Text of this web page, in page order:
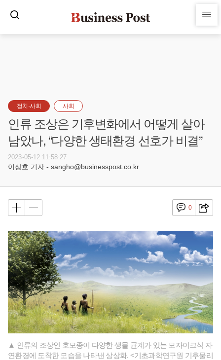
정치·사회 사회
인류 조상은 기후변화에서 어떻게 살아
남았나, “다양한 생태환경 선호가 비결”
2023-05-12 11:58:27
이상호 기자 - sangho@businesspost.co.kr
0
▲ 인류의 조상인 호모종이 다양한 생물 균계가 있는 모자이크식 자
연환경에 도착한 모습을 나타낸 상상화. <기초과학연구원 기후물리